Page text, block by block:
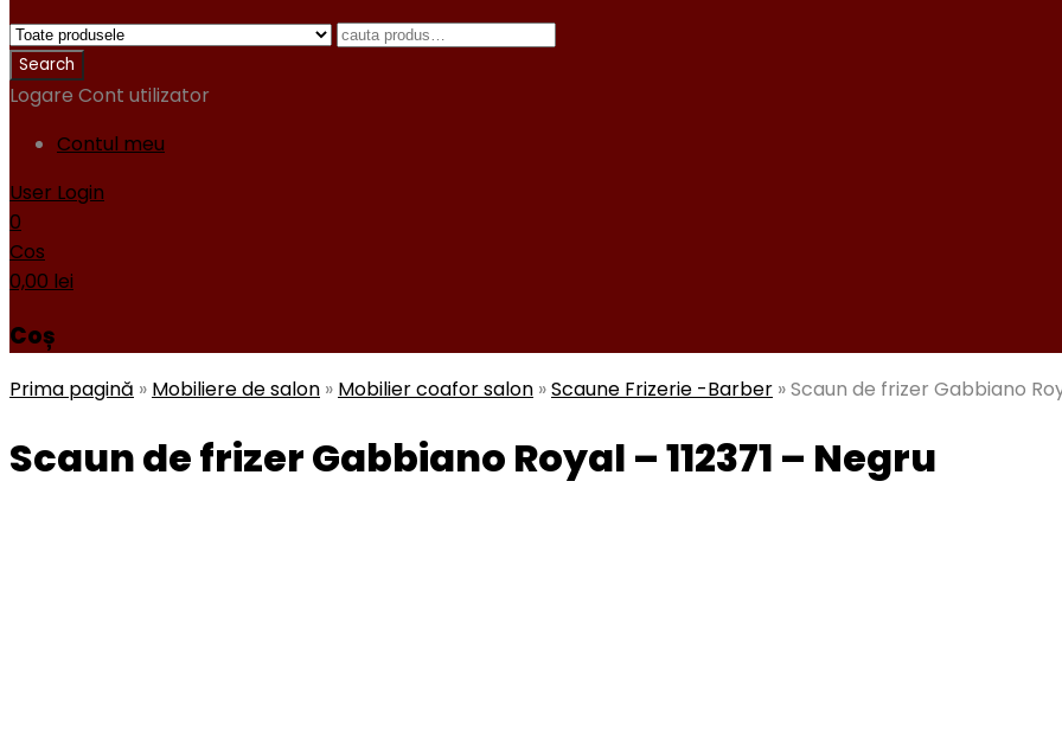
Logare Cont utilizator
Contul meu
User Login
0
Cos
0,00 lei
Coș
Prima pagină » Mobiliere de salon » Mobilier coafor salon »Scaune Frizerie -Barber »Scaun de frizer Gabbiano
Scaun de frizer Gabbiano Royal – 112371 – Negru